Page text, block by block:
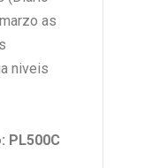
as
niveis
PL500C